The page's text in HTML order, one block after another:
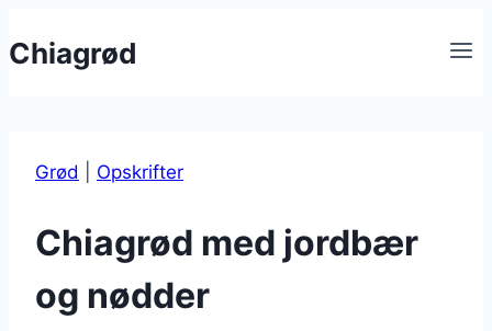
til
Chiagrød
Grød Opskrifter
Chiagrød med jordbær
og nødder